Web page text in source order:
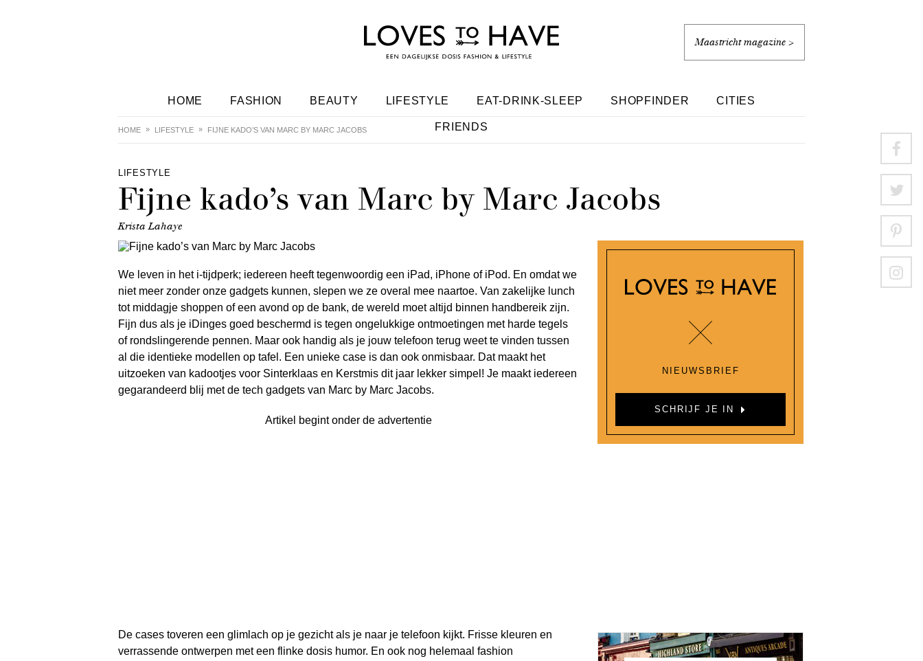
Maastricht magazine >
HOME FASHION BEAUTY LIFESTYLE EAT-DRINK-SLEEP SHOPFINDER CITIES
FRIENDS
HOME LIFESTYLE FIJNE KADO’S VAN MARC BY MARC JACOBS
LIFESTYLE
Fijne kado’s van Marc by Marc Jacobs
Krista Lahaye
We leven in het i-tijdperk; iedereen heeft tegenwoordig een iPad, iPhone of iPod. En omdat we
niet meer zonder onze gadgets kunnen, slepen we ze overal mee naartoe. Van zakelijke lunch
tot middagje shoppen of een avond op de bank, de wereld moet altijd binnen handbereik zijn.
Fijn dus als je iDinges goed beschermd is tegen ongelukkige ontmoetingen met harde tegels
of rondslingerende pennen. Maar ook handig als je jouw telefoon terug weet te vinden tussen
al die identieke modellen op tafel. Een unieke case is dan ook onmisbaar. Dat maakt het
uitzoeken van kadootjes voor Sinterklaas en Kerstmis dit jaar lekker simpel! Je maakt iedereen
gegarandeerd blij met de tech gadgets van Marc by Marc Jacobs.
Artikel begint onder de advertentie
De cases toveren een glimlach op je gezicht als je naar je telefoon kijkt. Frisse kleuren en
verrassende ontwerpen met een flinke dosis humor. En ook nog helemaal fashion
NIEUWSBRIEF
SCHRIJF JE IN